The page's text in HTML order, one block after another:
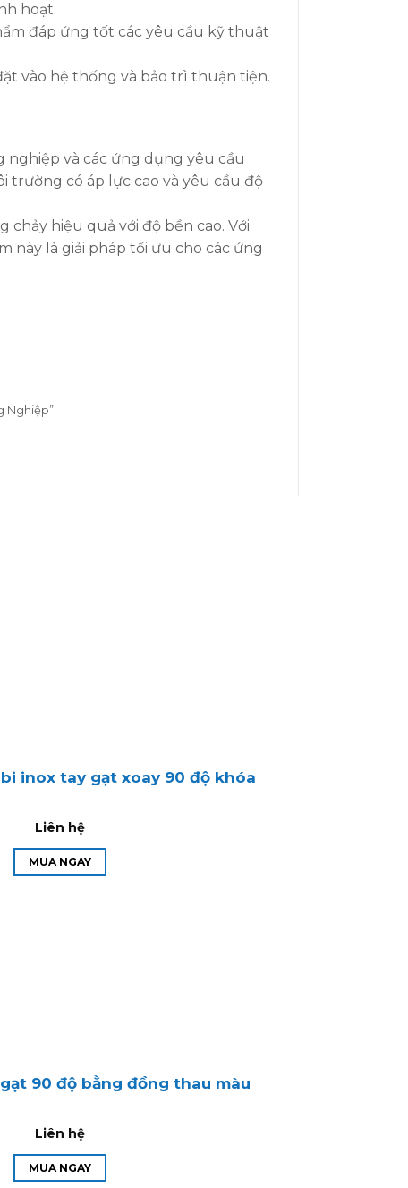
hoạt.
đáp ứng tốt các yêu cầu kỹ thuật
vào hệ thống và bảo trì thuận tiện.
nghiệp và các ứng dụng yêu cầu
trường có áp lực cao và yêu cầu độ
chảy hiệu quả với độ bền cao. Với
này là giải pháp tối ưu cho các ứng
Nghiệp”
inox tay gạt xoay 90 độ khóa
Liên hệ
MUA NGAY
90 độ bằng đồng thau màu
Liên hệ
MUA NGAY